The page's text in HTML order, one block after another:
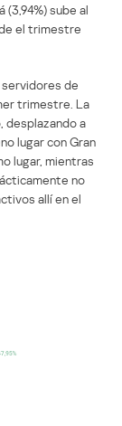
sube al
el trimestre
servidores de
trimestre. La
desplazando a
lugar con Gran
lugar, mientras
no
allí en el